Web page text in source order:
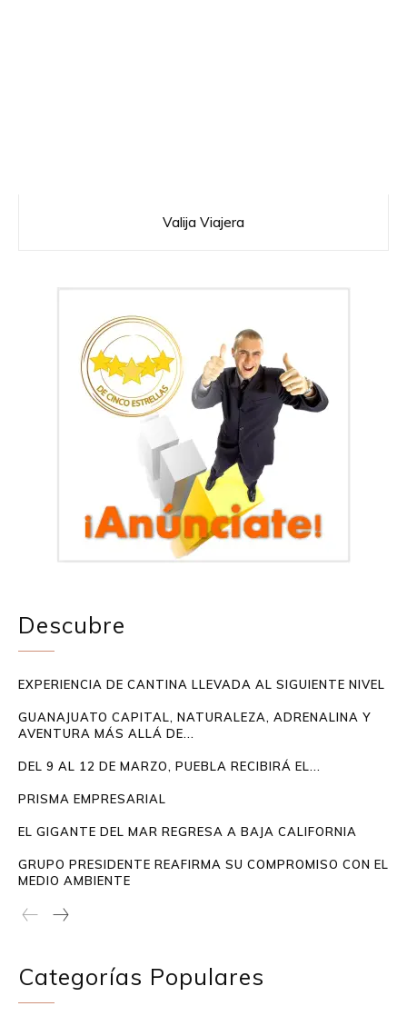
Valija Viajera
Descubre
EXPERIENCIA DE CANTINA LLEVADA AL SIGUIENTE NIVEL
GUANAJUATO CAPITAL, NATURALEZA, ADRENALINA Y
AVENTURA MÁS ALLÁ DE...
DEL 9 AL 12 DE MARZO, PUEBLA RECIBIRÁ EL...
PRISMA EMPRESARIAL
EL GIGANTE DEL MAR REGRESA A BAJA CALIFORNIA
GRUPO PRESIDENTE REAFIRMA SU COMPROMISO CON EL
MEDIO AMBIENTE
Categorías Populares